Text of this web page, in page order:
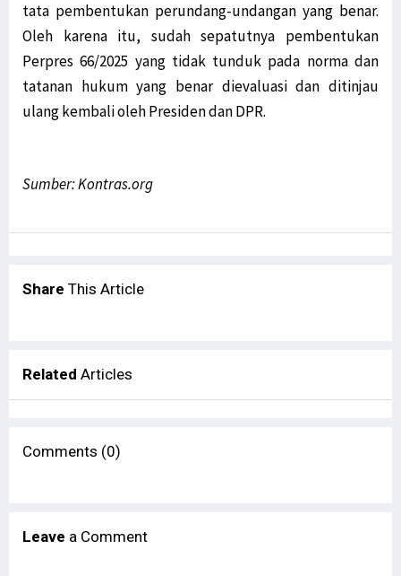
tata pembentukan perundang-undangan yang benar.
Oleh karena itu, sudah sepatutnya pembentukan
Perpres 66/2025 yang tidak tunduk pada norma dan
tatanan hukum yang benar dievaluasi dan ditinjau
ulang kembali oleh Presiden dan DPR.
Sumber: Kontras.org
Share This Article
Related Articles
Comments (0)
Leave a Comment